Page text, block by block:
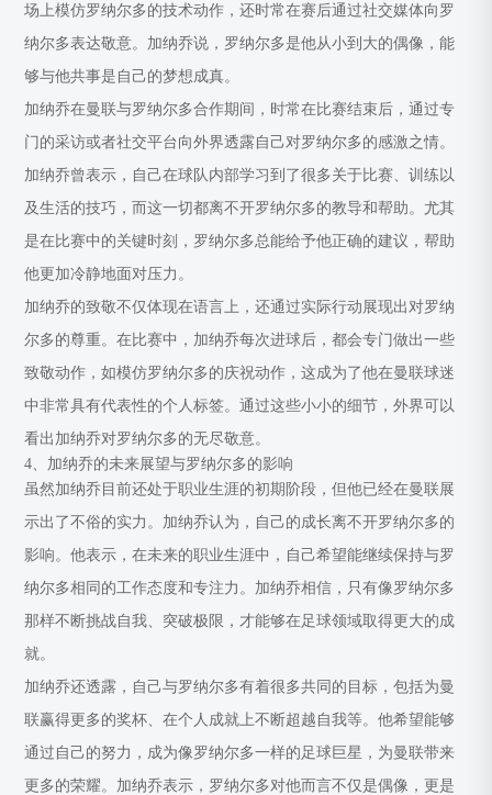
场上模仿罗纳尔多的技术动作，还时常在赛后通过社交媒体向罗
纳尔多表达敬意。加纳乔说，罗纳尔多是他从小到大的偶像，能
够与他共事是自己的梦想成真。
加纳乔在曼联与罗纳尔多合作期间，时常在比赛结束后，通过专
门的采访或者社交平台向外界透露自己对罗纳尔多的感激之情。
加纳乔曾表示，自己在球队内部学习到了很多关于比赛、训练以
及生活的技巧，而这一切都离不开罗纳尔多的教导和帮助。尤其
是在比赛中的关键时刻，罗纳尔多总能给予他正确的建议，帮助
他更加冷静地面对压力。
加纳乔的致敬不仅体现在语言上，还通过实际行动展现出对罗纳
尔多的尊重。在比赛中，加纳乔每次进球后，都会专门做出一些
致敬动作，如模仿罗纳尔多的庆祝动作，这成为了他在曼联球迷
中非常具有代表性的个人标签。通过这些小小的细节，外界可以
看出加纳乔对罗纳尔多的无尽敬意。
4、加纳乔的未来展望与罗纳尔多的影响
虽然加纳乔目前还处于职业生涯的初期阶段，但他已经在曼联展
示出了不俗的实力。加纳乔认为，自己的成长离不开罗纳尔多的
影响。他表示，在未来的职业生涯中，自己希望能继续保持与罗
纳尔多相同的工作态度和专注力。加纳乔相信，只有像罗纳尔多
那样不断挑战自我、突破极限，才能够在足球领域取得更大的成
就。
加纳乔还透露，自己与罗纳尔多有着很多共同的目标，包括为曼
联赢得更多的奖杯、在个人成就上不断超越自我等。他希望能够
通过自己的努力，成为像罗纳尔多一样的足球巨星，为曼联带来
更多的荣耀。加纳乔表示，罗纳尔多对他而言不仅是偶像，更是